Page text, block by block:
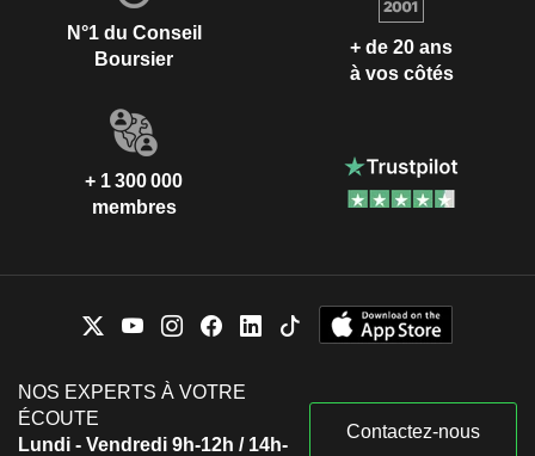
N°1 du Conseil
Boursier
+ de 20 ans
à vos côtés
+ 1 300 000
membres
NOS EXPERTS À VOTRE
ÉCOUTE
Lundi - Vendredi 9h-12h / 14h-
Contactez-nous